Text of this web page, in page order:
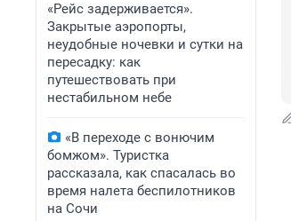
«Рейс задерживается».
Закрытые аэропорты,
неудобные ночевки и сутки на
пересадку: как
путешествовать при
нестабильном небе
«В переходе с вонючим
бомжом». Туристка
рассказала, как спасалась во
время налета беспилотников
на Сочи